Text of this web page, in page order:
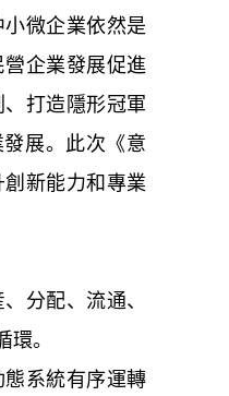
微企業依然是
企業發展促進
打造隱形冠軍
展。此次《意
新能力和專業
分配、流通、
環。
系統有序運轉